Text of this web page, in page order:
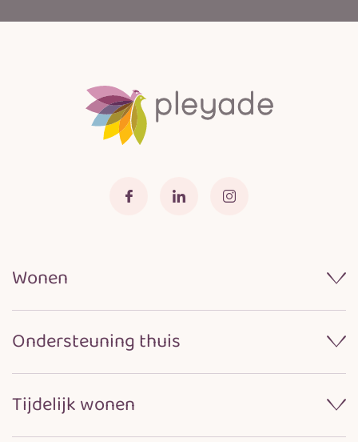
Wonen
Samenwerken met naasten
Praktische informatie
Locaties
Ondersteuning thuis
Dagelijkse verzorging
Huishoudelijke ondersteuning
Tijdelijk wonen